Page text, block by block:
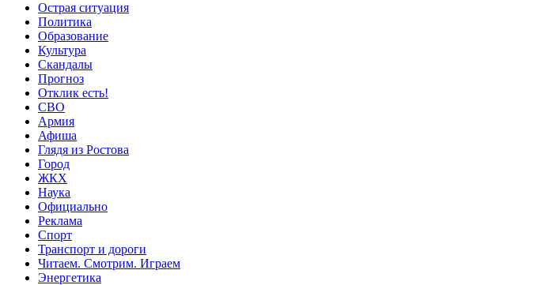
Острая ситуация
Политика
Образование
Культура
Скандалы
Прогноз
Отклик есть!
СВО
Армия
Афиша
Глядя из Ростова
Город
ЖКХ
Наука
Официально
Реклама
Спорт
Транспорт и дороги
Читаем. Смотрим. Играем
Энергетика